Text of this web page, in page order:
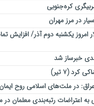
کره‌جنوبی
در مرز مهران
امروز یکشنبه دوم آذر/ افزایش
خبرساز شد
(۷ تیر)
در ملت‌های اسلامی روح
اعتراضات رتبه‌بندی معلمان